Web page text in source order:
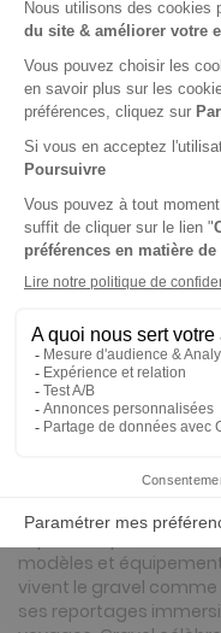
9€35 Tarif
Tarif France
Renouvellement à
Abonnement
8 n° • Digital
17€00
Présentation du
Gravel est le
cyclisme d’aventure
explore les plus beaux
modèles et
vivent le gravel comme
ses reportages